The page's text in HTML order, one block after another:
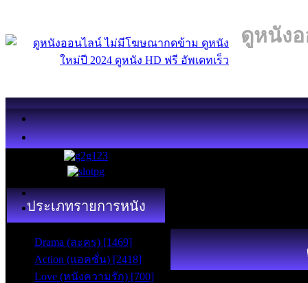
ดูหนัง
ประเภทรายการหนัง
Drama (ละคร) [1469]
Action (แอคชั่น) [2418]
Love (หนังความรัก) [700]